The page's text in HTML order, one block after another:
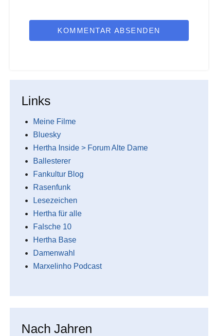
KOMMENTAR ABSENDEN
Links
Meine Filme
Bluesky
Hertha Inside > Forum Alte Dame
Ballesterer
Fankultur Blog
Rasenfunk
Lesezeichen
Hertha für alle
Falsche 10
Hertha Base
Damenwahl
Marxelinho Podcast
Nach Jahren